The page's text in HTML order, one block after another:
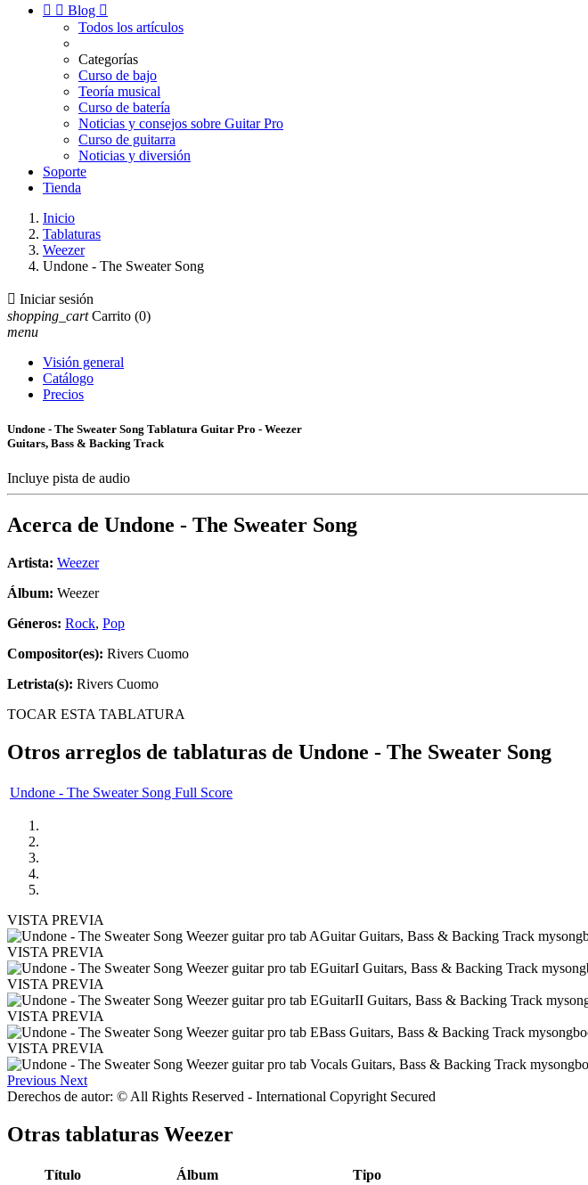
  Blog 
Todos los artículos
Categorías
Curso de bajo
Teoría musical
Curso de batería
Noticias y consejos sobre Guitar Pro
Curso de guitarra
Noticias y diversión
Soporte
Tienda
Inicio
Tablaturas
Weezer
Undone - The Sweater Song
 Iniciar sesión
shopping_cart Carrito (0)
menu
Visión general
Catálogo
Precios
Undone - The Sweater Song Tablatura Guitar Pro - Weezer
Guitars, Bass & Backing Track
Incluye pista de audio
Acerca de Undone - The Sweater Song
Artista: Weezer
Álbum: Weezer
Géneros: Rock, Pop
Compositor(es): Rivers Cuomo
Letrista(s): Rivers Cuomo
TOCAR ESTA TABLATURA
Otros arreglos de tablaturas de Undone - The Sweater Song
Undone - The Sweater Song Full Score
VISTA PREVIA
VISTA PREVIA
VISTA PREVIA
VISTA PREVIA
VISTA PREVIA
Previous Next
Derechos de autor: © All Rights Reserved - International Copyright Secured
Otras tablaturas Weezer
Título Álbum
Tipo